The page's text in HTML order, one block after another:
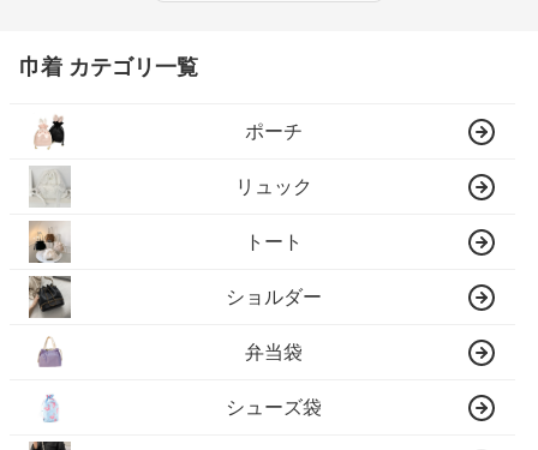
巾着 カテゴリ一覧
ポーチ
リュック
トート
ショルダー
弁当袋
シューズ袋